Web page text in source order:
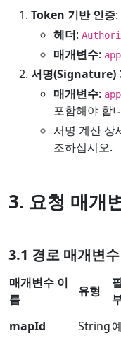
Token 기반 인증:
헤더:
매개변수:
서명(Signature)
매개변수:
포함해야 합
서명 계산 상
조하십시오.
3. 요청 매개
3.1 경로 매개변
매개변수 이
름
유형
mapId String예